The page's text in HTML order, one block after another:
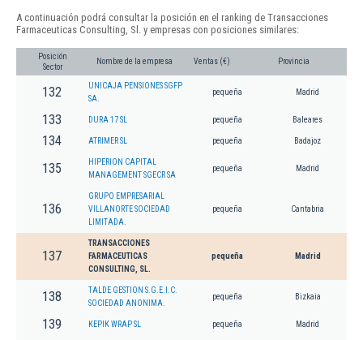
A continuación podrá consultar la posición en el ranking de Transacciones
Farmaceuticas Consulting, Sl. y empresas con posiciones similares:
Posición
Sector
Nombre de la empresa Ventas (€) Provincia
132
UNICAJA PENSIONES SGFP
SA.
pequeña Madrid
133 DURA 17 SL pequeña Baleares
134 ATRIMER SL pequeña Badajoz
135
HIPERION CAPITAL
MANAGEMENT SGECR SA
pequeña Madrid
136
GRUPO EMPRESARIAL
VILLANORTE SOCIEDAD
LIMITADA.
pequeña Cantabria
137
TRANSACCIONES
FARMACEUTICAS
CONSULTING, SL.
pequeña Madrid
138
TALDE GESTION S.G.E.I.C.
SOCIEDAD ANONIMA.
pequeña Bizkaia
139 KEPIK WRAP SL pequeña Madrid